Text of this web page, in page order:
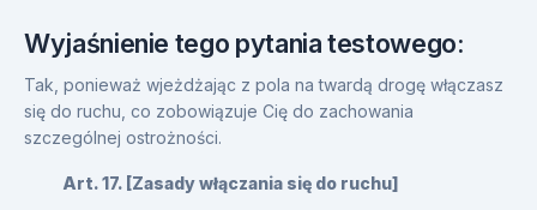
Wyjaśnienie tego pytania testowego:
Tak, ponieważ wjeżdżając z pola na twardą drogę włączasz
się do ruchu, co zobowiązuje Cię do zachowania
szczególnej ostrożności.
Art. 17. [Zasady włączania się do ruchu]